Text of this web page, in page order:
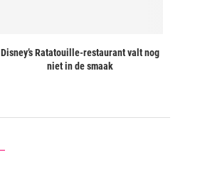
Disney’s Ratatouille-restaurant valt nog
niet in de smaak